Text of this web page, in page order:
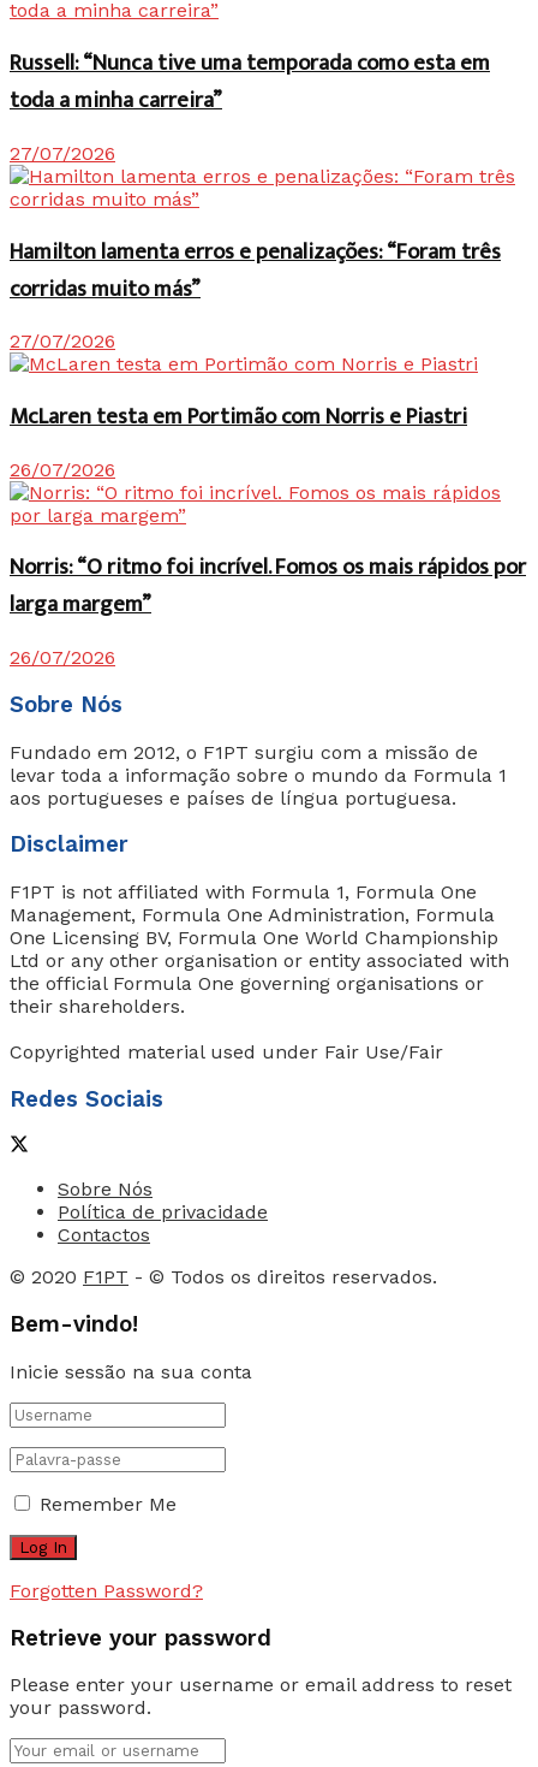
Russell: “Nunca tive uma temporada como esta em
toda a minha carreira”
27/07/2026
Hamilton lamenta erros e penalizações: “Foram três
corridas muito más”
27/07/2026
McLaren testa em Portimão com Norris e Piastri
26/07/2026
Norris: “O ritmo foi incrível. Fomos os mais rápidos por
larga margem”
26/07/2026
Sobre Nós
Fundado em 2012, o F1PT surgiu com a missão de
levar toda a informação sobre o mundo da Formula 1
aos portugueses e países de língua portuguesa.
Disclaimer
F1PT is not affiliated with Formula 1, Formula One
Management, Formula One Administration, Formula
One Licensing BV, Formula One World Championship
Ltd or any other organisation or entity associated with
the official Formula One governing organisations or
their shareholders.
Copyrighted material used under Fair Use/Fair
Redes Sociais
Sobre Nós
Política de privacidade
Contactos
© 2020 F1PT - © Todos os direitos reservados.
Bem-vindo!
Inicie sessão na sua conta
Remember Me
Forgotten Password?
Retrieve your password
Please enter your username or email address to reset
your password.